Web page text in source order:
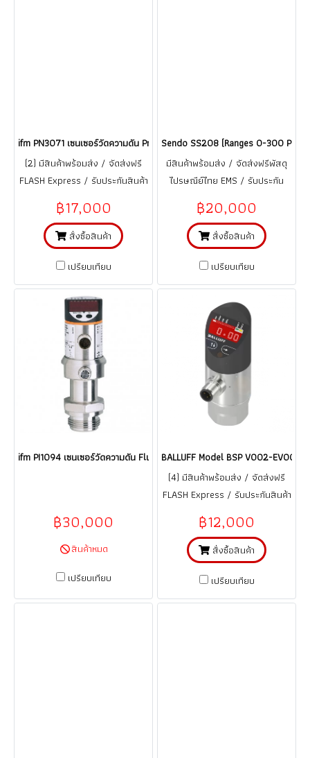
ifm PN3071 เซนเซอร์วัดความดัน Pressure sensor with display (Ranges
(2) มีสินค้าพร้อมส่ง / จัดส่งฟรี
FLASH Express / รับประกันสินค้า
คู่มือ)
฿17,000
สั่งซื้อสินค้า
เปรียบเทียบ
Sendo SS208 (Ranges 0-300 Psi)
มีสินค้าพร้อมส่ง / จัดส่งฟรีพัสดุ
ไปรษณีย์ไทย EMS / รับประกัน
ตามคู่มือ)
฿20,000
สั่งซื้อสินค้า
เปรียบเทียบ
ifm PI1094 เซนเซอร์วัดความดัน Flush pressure sensor with display
฿30,000
สินค้าหมด
เปรียบเทียบ
BALLUFF Model BSP V002-
(4) มีสินค้าพร้อมส่ง / จัดส่งฟรี
FLASH Express / รับประกันสินค้า
คู่มือ)
฿12,000
สั่งซื้อสินค้า
เปรียบเทียบ